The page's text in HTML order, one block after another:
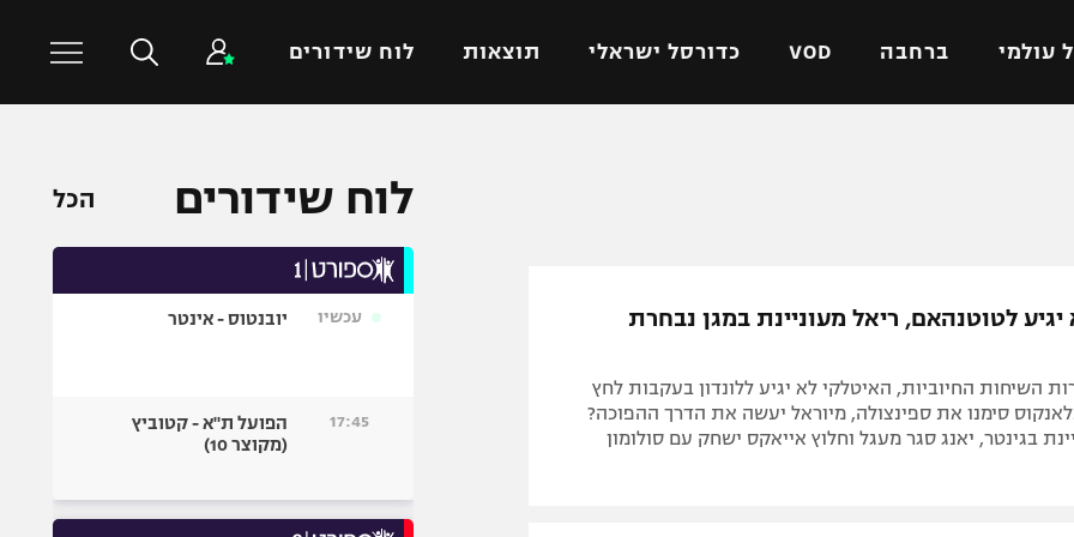
עולמי ברחבה VOD כדורסל ישראלי תוצאות לוח שידורים
ישראל
ליגה גרמנית
ליגה איטלקית
ליגה צרפתית
מכבי תל אביב
הפועל ירושלים
דני אבדיה
כדורסל עולמי
כדורעף
ספורט אולימפי
היאבקות WWE
יגיע לטוטנהאם, ריאל מעוניינת במגן נבחרת
השיחות החיוביות, האיטלקי לא יגיע ללונדון בעקבות לחץ
סימנו את ספינצולה, מיוראל יעשה את הדרך ההפוכה?
בגינטר, יאנג סגר מעגל וחלוץ אייאקס ישחק עם סולומון
לוח שידורים הכל
עכשיו יובנטוס - אינטר
17:45
הפועל ת"א - קטוביץ
(מקוצר 10)